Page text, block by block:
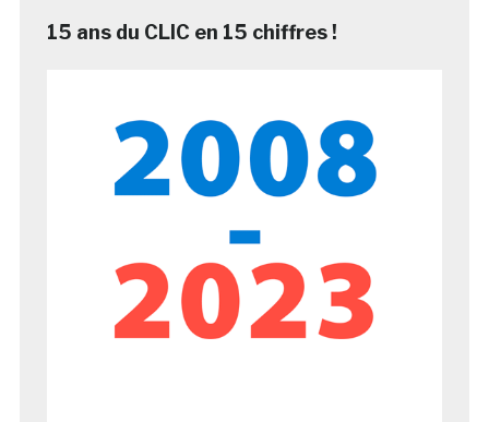
15 ans du CLIC en 15 chiffres !